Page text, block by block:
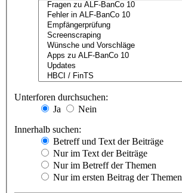
Unterforen durchsuchen:
Ja
Nein
Innerhalb suchen:
Betreff und Text der Beiträge
Nur im Text der Beiträge
Nur im Betreff der Themen
Nur im ersten Beitrag der Themen